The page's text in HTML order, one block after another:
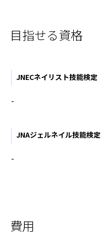
目指せる資格
JNECネイリスト技能検定
-
JNAジェルネイル技能検定
-
費用